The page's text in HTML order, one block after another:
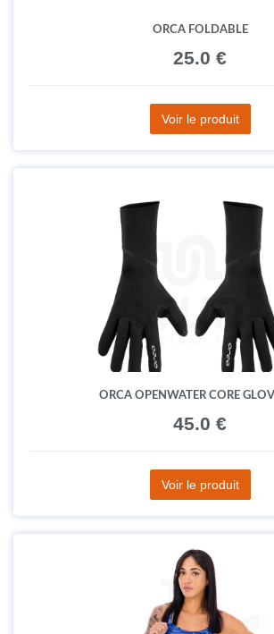
ORCA FOLDABLE
25.0 €
Voir le produit
ORCA OPENWATER CORE
45.0 €
Voir le produit